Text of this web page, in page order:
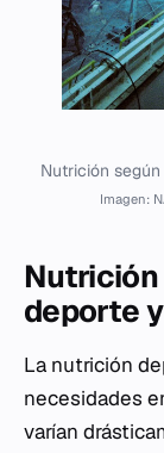
Nutrición
Imagen:
deporte
La nutrición
necesidades
varían